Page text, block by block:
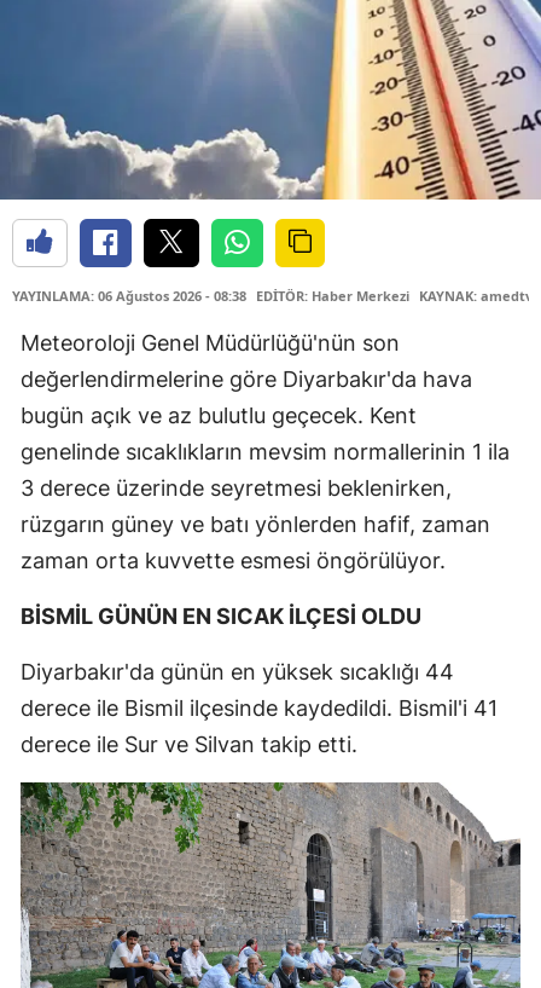
YAYINLAMA: 06 Ağustos 2026 - 08:38 EDİTÖR: Haber Merkezi KAYNAK:
Meteoroloji Genel Müdürlüğü'nün son
değerlendirmelerine göre Diyarbakır'da hava
bugün açık ve az bulutlu geçecek. Kent
genelinde sıcaklıkların mevsim normallerinin 1 ila
3 derece üzerinde seyretmesi beklenirken,
rüzgarın güney ve batı yönlerden hafif, zaman
zaman orta kuvvette esmesi öngörülüyor.
BİSMİL GÜNÜN EN SICAK İLÇESİ OLDU
Diyarbakır'da günün en yüksek sıcaklığı 44
derece ile Bismil ilçesinde kaydedildi. Bismil'i 41
derece ile Sur ve Silvan takip etti.